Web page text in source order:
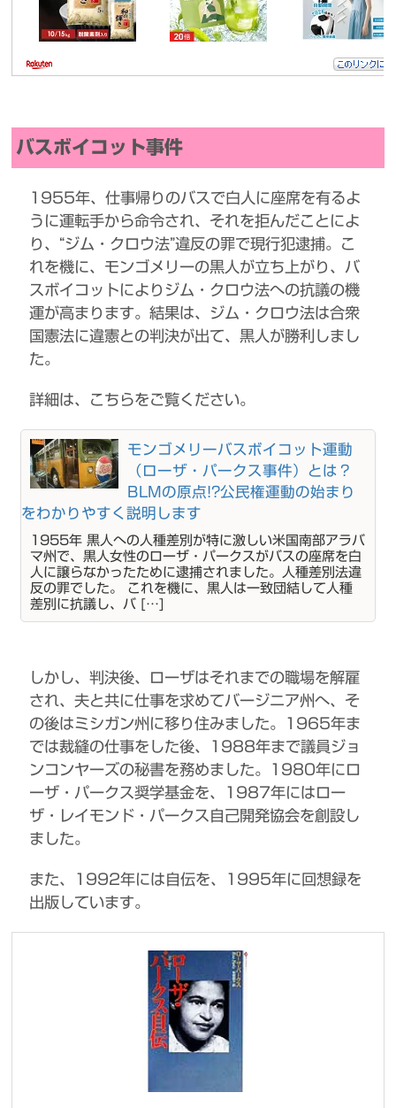
バスボイコット事件
1955年、仕事帰りのバスで白人に座席を有るよ
うに運転手から命令され、それを拒んだことによ
り、“ジム・クロウ法”違反の罪で現行犯逮捕。こ
れを機に、モンゴメリーの黒人が立ち上がり、バ
スボイコットによりジム・クロウ法への抗議の機
運が高まります。結果は、ジム・クロウ法は合衆
国憲法に違憲との判決が出て、黒人が勝利しまし
た。
詳細は、こちらをご覧ください。
モンゴメリーバスボイコット運動
（ローザ・パークス事件）とは？
BLMの原点!?公民権運動の始まり
をわかりやすく説明します
1955年 黒人への人種差別が特に激しい米国南部アラバ
マ州で、黒人女性のローザ・パークスがバスの座席を白
人に譲らなかったために逮捕されました。人種差別法違
反の罪でした。 これを機に、黒人は一致団結して人種
差別に抗議し、バ […]
しかし、判決後、ローザはそれまでの職場を解雇
され、夫と共に仕事を求めてバージニア州へ、そ
の後はミシガン州に移り住みました。1965年ま
では裁縫の仕事をした後、1988年まで議員ジョ
ンコンヤーズの秘書を務めました。1980年にロ
ーザ・パークス奨学基金を、1987年にはロー
ザ・レイモンド・パークス自己開発協会を創設し
ました。
また、1992年には自伝を、1995年に回想録を
出版しています。